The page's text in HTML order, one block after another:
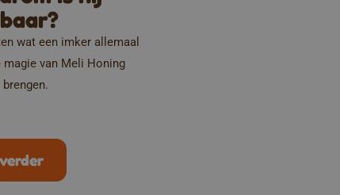
wat een imker allemaal
van Meli Honing